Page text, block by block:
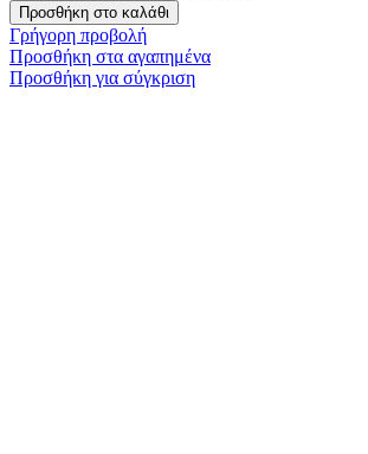
Προσθήκη στο καλάθι
Γρήγορη προβολή
Προσθήκη στα αγαπημένα
Προσθήκη για σύγκριση